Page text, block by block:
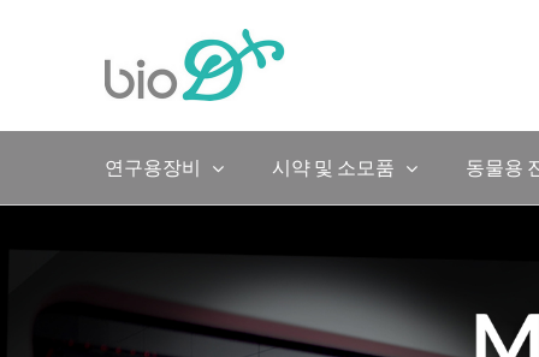
연구용장비 시약 및 소모품 동물용